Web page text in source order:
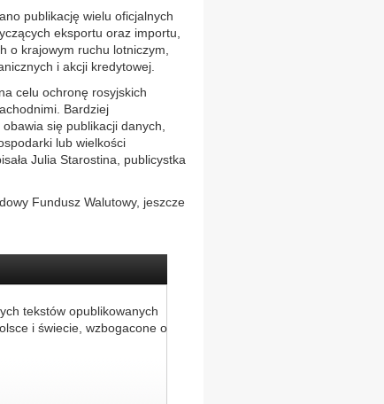
publikację wielu oficjalnych
eksportu oraz importu,
o krajowym ruchu lotniczym,
i akcji kredytowej.
celu ochronę rosyjskich
Bardziej
się publikacji danych,
lub wielkości
Julia Starostina, publicystka
Fundusz Walutowy, jeszcze
tekstów opublikowanych
i świecie, wzbogacone o